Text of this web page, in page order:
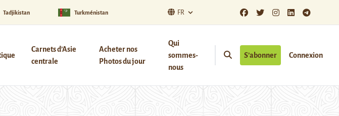
Tadjikistan Turkménistan FR
Carnets d’Asie
centrale
Acheter nos
Photos du jour
Qui
sommes-
nous
S’abonner Connexion